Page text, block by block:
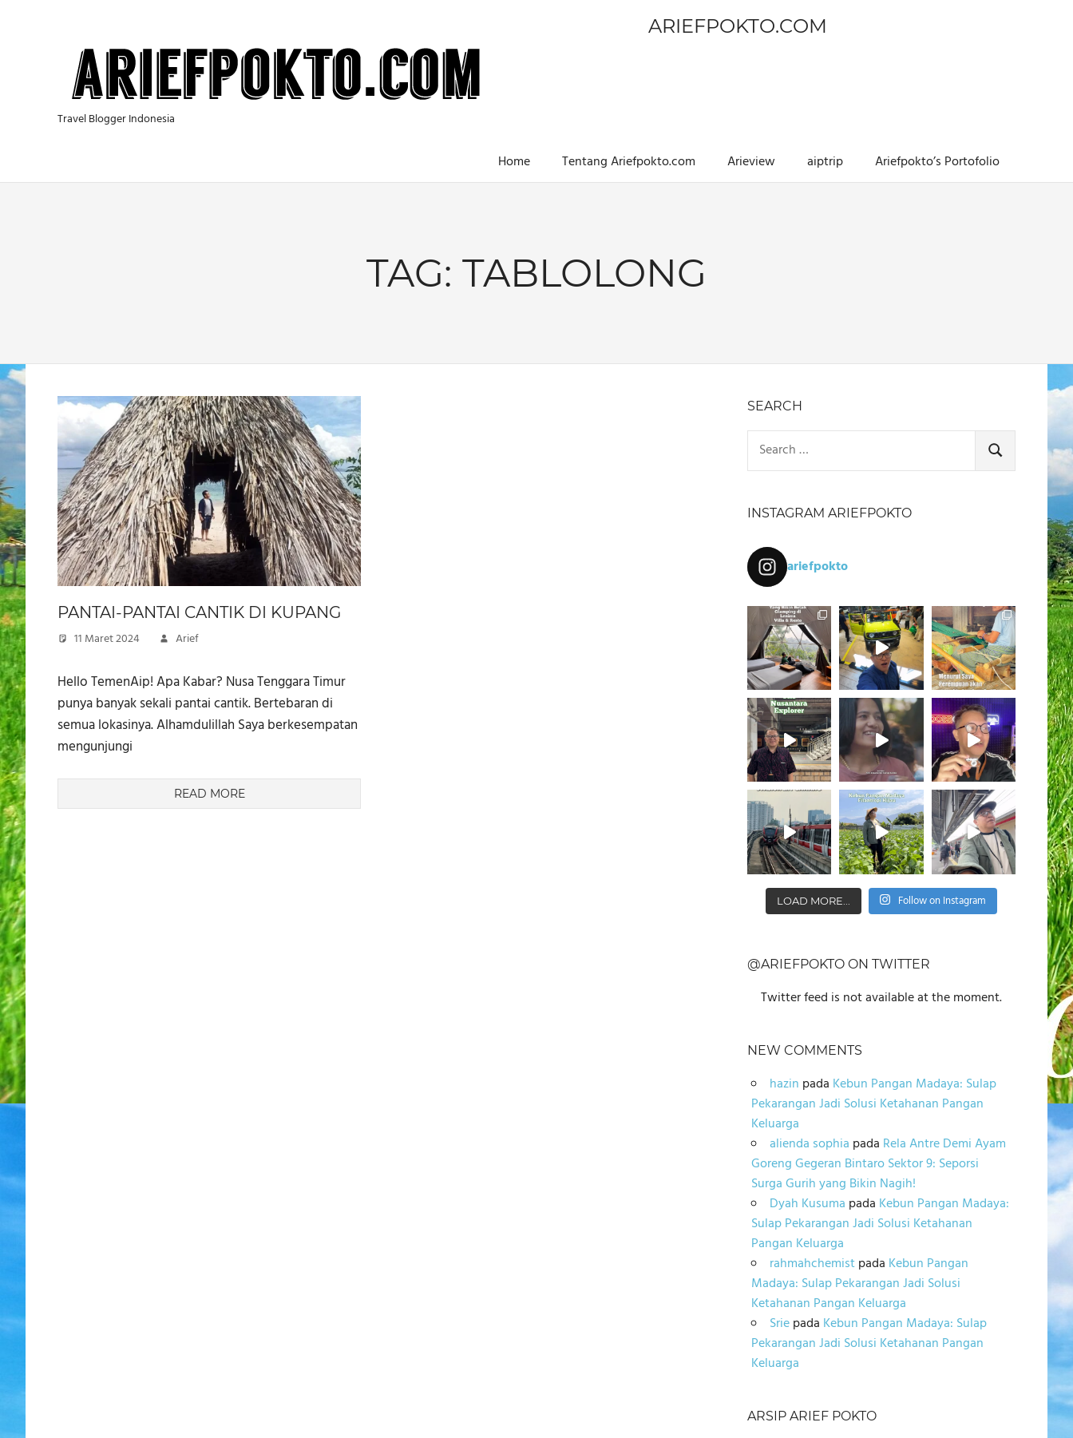
ARIEFPOKTO.COM
Travel Blogger Indonesia
Home Tentang Ariefpokto.com Arieview aiptrip Ariefpokto’s Portofolio
TAG: TABLOLONG
PANTAI-PANTAI CANTIK DI KUPANG
11 Maret 2024 Arief
Hello TemenAip! Apa Kabar? Nusa Tenggara Timur
punya banyak sekali pantai cantik. Bertebaran di
semua lokasinya. Alhamdulillah Saya berkesempatan
mengunjungi
READ MORE
SEARCH
Search
for:
SEARCH
INSTAGRAM ARIEFPOKTO
ariefpokto
LOAD MORE... Follow on Instagram
@ARIEFPOKTO ON TWITTER
Twitter feed is not available at the moment.
NEW COMMENTS
hazin pada Kebun Pangan Madaya: Sulap
Pekarangan Jadi Solusi Ketahanan Pangan
Keluarga
alienda sophia pada Rela Antre Demi Ayam
Goreng Gegeran Bintaro Sektor 9: Seporsi
Surga Gurih yang Bikin Nagih!
Dyah Kusuma pada Kebun Pangan Madaya:
Sulap Pekarangan Jadi Solusi Ketahanan
Pangan Keluarga
rahmahchemistpada Kebun Pangan
Madaya: Sulap Pekarangan Jadi Solusi
Ketahanan Pangan Keluarga
Sriepada Kebun Pangan Madaya: Sulap
Pekarangan Jadi Solusi Ketahanan Pangan
Keluarga
ARSIP ARIEF POKTO